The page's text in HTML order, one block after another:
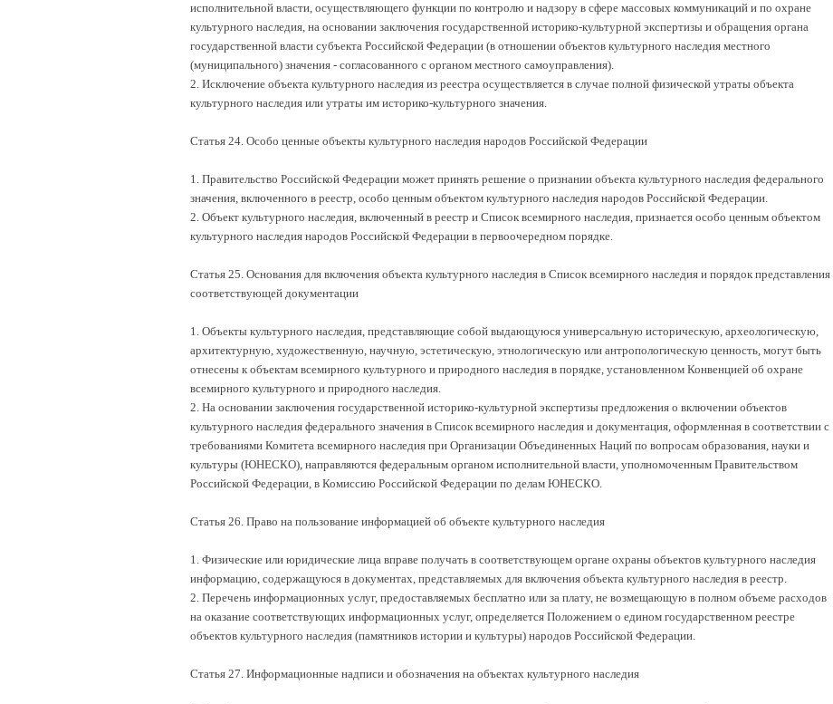
исполнительной власти, осуществляющего функции по контролю и надзору в сфере массовых коммуникаций и по охране
культурного наследия, на основании заключения государственной историко-культурной экспертизы и обращения органа
государственной власти субъекта Российской Федерации (в отношении объектов культурного наследия местного
(муниципального) значения - согласованного с органом местного самоуправления).
2. Исключение объекта культурного наследия из реестра осуществляется в случае полной физической утраты объекта
культурного наследия или утраты им историко-культурного значения.
Статья 24. Особо ценные объекты культурного наследия народов Российской Федерации
1. Правительство Российской Федерации может принять решение о признании объекта культурного наследия федерального
значения, включенного в реестр, особо ценным объектом культурного наследия народов Российской Федерации.
2. Объект культурного наследия, включенный в реестр и Список всемирного наследия, признается особо ценным объектом
культурного наследия народов Российской Федерации в первоочередном порядке.
Статья 25. Основания для включения объекта культурного наследия в Список всемирного наследия и порядок представления
соответствующей документации
1. Объекты культурного наследия, представляющие собой выдающуюся универсальную историческую, археологическую,
архитектурную, художественную, научную, эстетическую, этнологическую или антропологическую ценность, могут быть
отнесены к объектам всемирного культурного и природного наследия в порядке, установленном Конвенцией об охране
всемирного культурного и природного наследия.
2. На основании заключения государственной историко-культурной экспертизы предложения о включении объектов
культурного наследия федерального значения в Список всемирного наследия и документация, оформленная в соответствии с
требованиями Комитета всемирного наследия при Организации Объединенных Наций по вопросам образования, науки и
культуры (ЮНЕСКО), направляются федеральным органом исполнительной власти, уполномоченным Правительством
Российской Федерации, в Комиссию Российской Федерации по делам ЮНЕСКО.
Статья 26. Право на пользование информацией об объекте культурного наследия
1. Физические или юридические лица вправе получать в соответствующем органе охраны объектов культурного наследия
информацию, содержащуюся в документах, представляемых для включения объекта культурного наследия в реестр.
2. Перечень информационных услуг, предоставляемых бесплатно или за плату, не возмещающую в полном объеме расходов
на оказание соответствующих информационных услуг, определяется Положением о едином государственном реестре
объектов культурного наследия (памятников истории и культуры) народов Российской Федерации.
Статья 27. Информационные надписи и обозначения на объектах культурного наследия